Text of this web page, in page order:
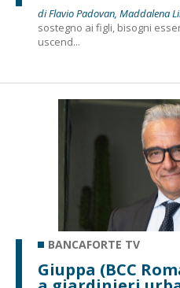
di Flavio Padovan, Maddalena
sostegno ai figli, bisogni
uscend...
BANCAFORTE TV
Giuppa (BCC